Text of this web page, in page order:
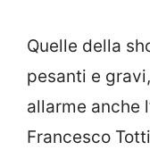
Quelle della
pesanti e
allarme anche
Francesco